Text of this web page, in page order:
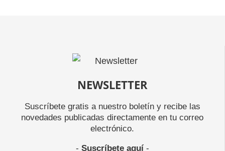
NEWSLETTER
Suscríbete gratis a nuestro boletín y recibe las
novedades publicadas directamente en tu correo
electrónico.
- Suscríbete aquí-